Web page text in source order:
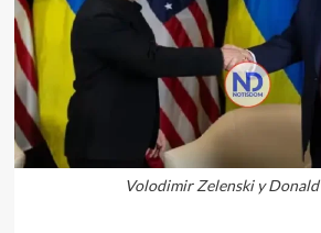
Volodimir Zelenski y Donald